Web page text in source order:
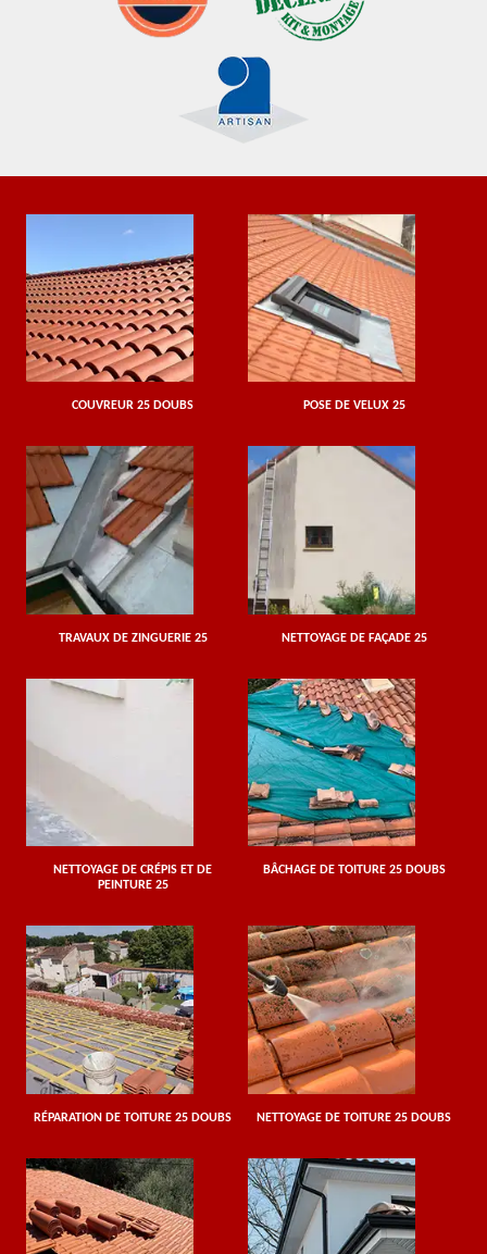
COUVREUR 25 DOUBS POSE DE VELUX 25
TRAVAUX DE ZINGUERIE 25 NETTOYAGE DE FAÇADE 25
NETTOYAGE DE CRÉPIS ET DE
PEINTURE 25
BÂCHAGE DE TOITURE 25 DOUBS
RÉPARATION DE TOITURE 25 DOUBS NETTOYAGE DE TOITURE 25 DOUBS